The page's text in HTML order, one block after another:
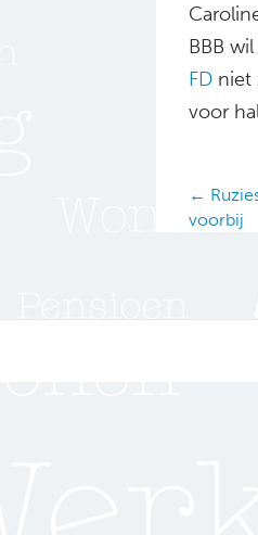
BBB
FD niet
voor
Posts
←
voorbij